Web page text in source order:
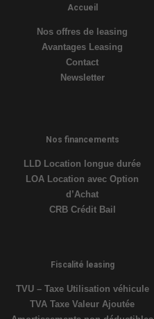
Accueil
Nos offres de leasing
Avantages Leasing
Contact
Newsletter
Nos financements
LLD Location longue durée
LOA Location avec Option
d’Achat
CRB Crédit Bail
Fiscalité leasing
TVU – Taxe Utilisation véhicule
TVA Taxe Valeur Ajoutée